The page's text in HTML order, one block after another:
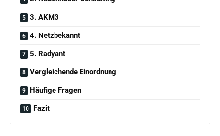
3. AKM3
4. Netzbekannt
5. Radyant
Vergleichende Einordnung
Häufige Fragen
Fazit